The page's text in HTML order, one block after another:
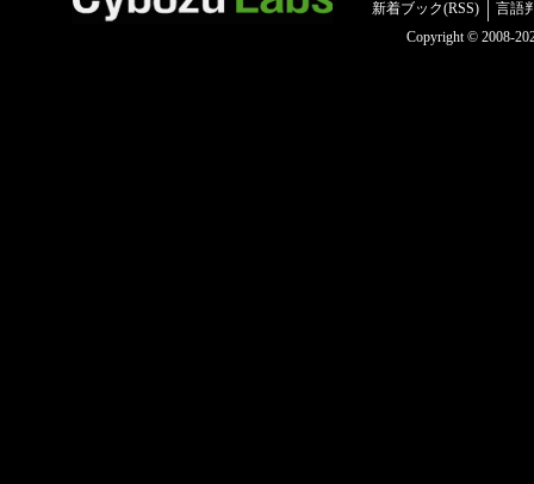
新着ブック(RSS)
言語
Copyright © 2008-